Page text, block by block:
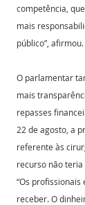
competência,
mais
público”, afirmou.
O parlamentar
mais
repasses
22 de agosto, a
referente às
recurso não
“Os
receber. O